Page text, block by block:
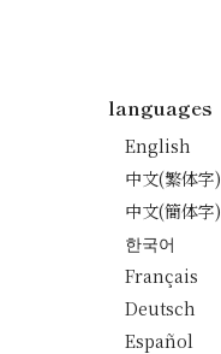
languages
English
中文(繁体字)
中文(簡体字)
한국어
Français
Deutsch
Español